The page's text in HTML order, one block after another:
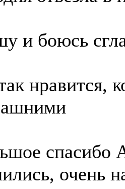
и боюсь
нравится,
спасибо
очень